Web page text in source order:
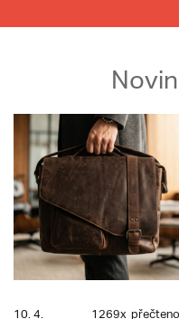
10. 4. 1269x přečteno